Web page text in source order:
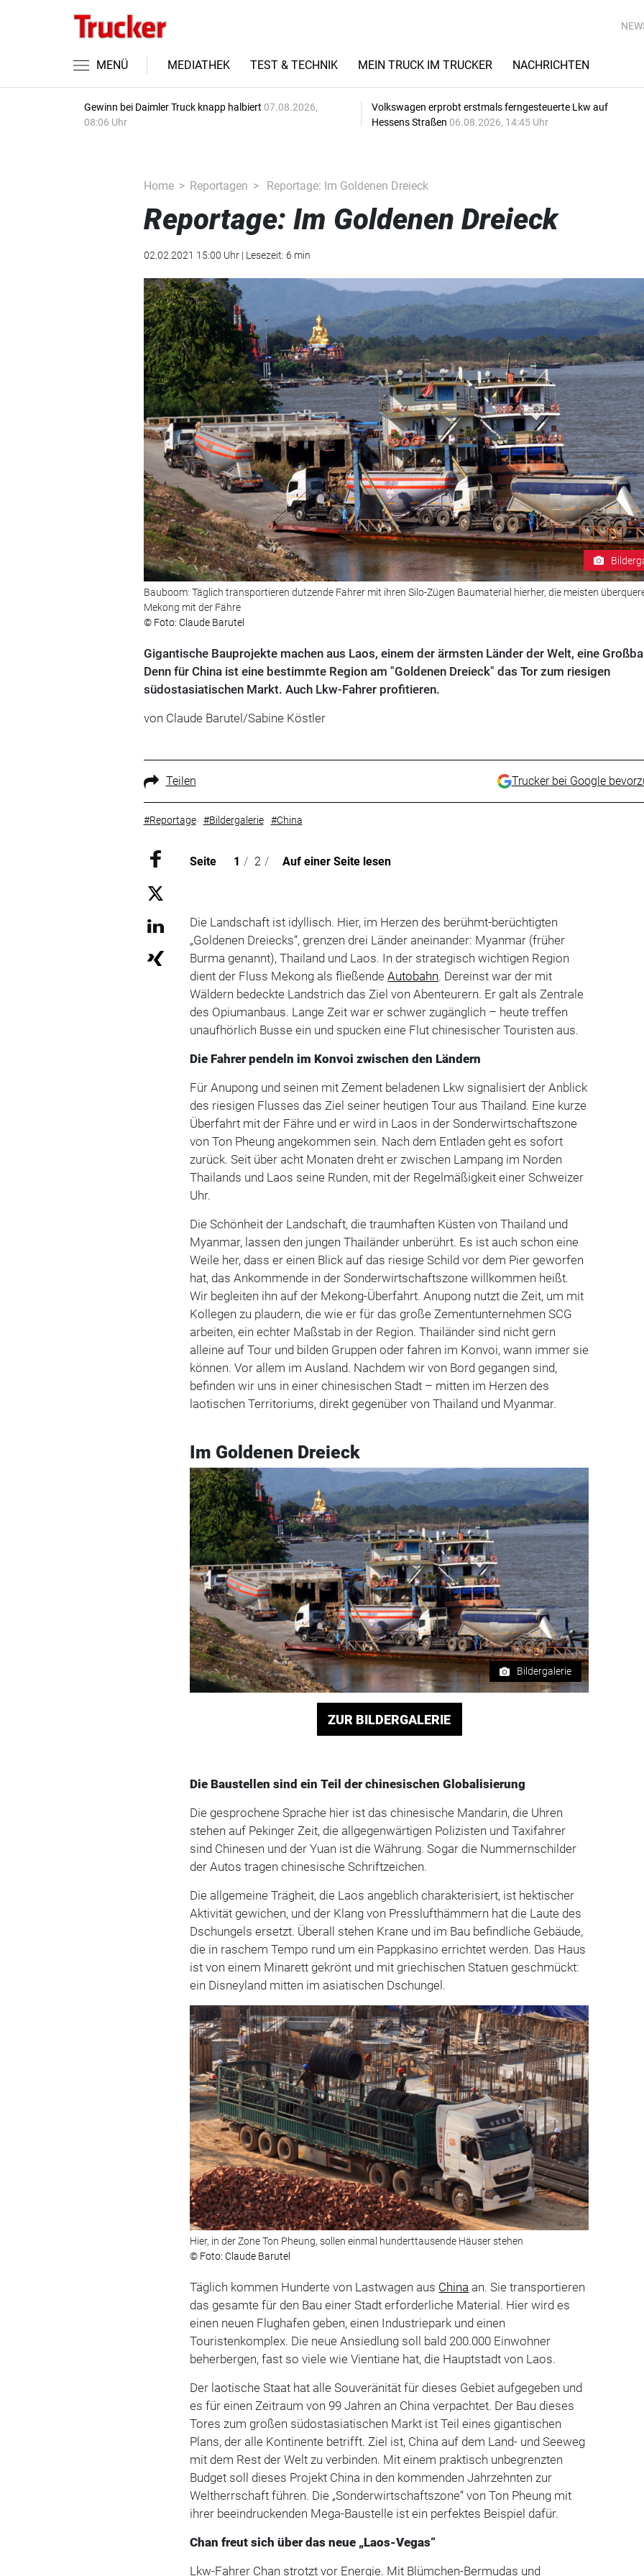
MENÜ MEDIATHEK TEST & TECHNIK MEIN TRUCK IM TRUCKER NACHRICHTEN
Gewinn bei Daimler Truck knapp halbiert 07.08.2026,
08:06 Uhr
Volkswagen erprobt erstmals ferngesteuerte Lkw auf
Hessens Straßen 06.08.2026, 14:45 Uhr
Home Reportagen Reportage: Im Goldenen Dreieck
Reportage: Im Goldenen Dreieck
02.02.2021 15:00 Uhr | Lesezeit: 6 min
Bauboom: Täglich transportieren dutzende Fahrer mit ihren Silo-Zügen Baumaterial hierher, die meisten
Mekong mit der Fähre
© Foto: Claude Barutel
Gigantische Bauprojekte machen aus Laos, einem der ärmsten Länder der Welt, eine
Denn für China ist eine bestimmte Region am "Goldenen Dreieck" das Tor zum riesigen
südostasiatischen Markt. Auch Lkw-Fahrer profitieren.
von Claude Barutel/Sabine Köstler
Teilen Trucker bei Google
#Reportage #Bildergalerie #China
Seite 1 / 2 / Auf einer Seite lesen
Die Landschaft ist idyllisch. Hier, im Herzen des berühmt-berüchtigten
„Goldenen Dreiecks“, grenzen drei Länder aneinander: Myanmar (früher
Burma genannt), Thailand und Laos. In der strategisch wichtigen Region
dient der Fluss Mekong als fließendeAutobahn. Dereinst war der mit
Wäldern bedeckte Landstrich das Ziel von Abenteurern. Er galt als Zentrale
des Opium­anbaus. Lange Zeit war er schwer zugänglich – heute treffen
unaufhörlich Busse ein und spucken eine Flut chinesischer Touristen aus.
Die Fahrer pendeln im Konvoi zwischen den Ländern
Für Anupong und seinen mit Zement beladenen Lkw signalisiert der Anblick
des riesigen Flusses das Ziel seiner heutigen Tour aus Thailand. Eine kurze
Überfahrt mit der Fähre und er wird in Laos in der Sonderwirtschaftszone
von Ton Pheung angekommen sein. Nach dem Entladen geht es sofort
zurück. Seit über acht Monaten dreht er zwischen Lampang im Norden
Thailands und Laos seine Runden, mit der Regelmäßigkeit einer Schweizer
Uhr.
Die Schönheit der Landschaft, die traumhaften Küsten von Thailand und
Myanmar, lassen den jungen Thailänder unberührt. Es ist auch schon eine
Weile her, dass er einen Blick auf das riesige Schild vor dem Pier geworfen
hat, das Ankommende in der Sonderwirtschaftszone willkommen heißt.
Wir begleiten ihn auf der Mekong-Überfahrt. Anupong nutzt die Zeit, um mit
Kollegen zu plaudern, die wie er für das große Zementunternehmen SCG
arbeiten, ein echter Maßstab in der Region. Thailänder sind nicht gern
alleine auf Tour und bilden Gruppen oder fahren im Konvoi, wann immer sie
können. Vor allem im Ausland. Nachdem wir von Bord gegangen sind,
befinden wir uns in einer chinesischen Stadt – mitten im Herzen des
laotischen Territoriums, direkt gegenüber von Thailand und Myanmar.
Im Goldenen Dreieck
Bildergalerie
ZUR BILDERGALERIE
Die Baustellen sind ein Teil der chinesischen Globalisierung
Die gesprochene Sprache hier ist das chinesische Mandarin, die Uhren
stehen auf Pekinger Zeit, die allgegenwärtigen Polizisten und Taxifahrer
sind Chinesen und der Yuan ist die Währung. Sogar die Nummernschilder
der Autos tragen chinesische Schriftzeichen.
Die allgemeine Trägheit, die Laos angeblich charakterisiert, ist hektischer
Aktivität gewichen, und der Klang von Presslufthämmern hat die Laute des
Dschungels ersetzt. Überall stehen Krane und im Bau befindliche Gebäude,
die in raschem Tempo rund um ein Pappkasino errichtet werden. Das Haus
ist von einem Minarett gekrönt und mit griechischen Statuen geschmückt:
ein Disneyland mitten im asiatischen Dschungel.
Hier, in der Zone Ton Pheung, sollen einmal hunderttausende Häuser stehen
© Foto: Claude Barutel
Täglich kommen Hunderte von Lastwagen aus China an. Sie transportieren
das gesamte für den Bau einer Stadt erforderliche Material. Hier wird es
einen neuen Flughafen geben, einen Industriepark und einen
Touristenkomplex. Die neue Ansiedlung soll bald 200.000 Einwohner
beherbergen, fast so viele wie Vien­tiane hat, die Hauptstadt von Laos.
Der laotische Staat hat alle Souveränität für dieses Gebiet aufgegeben und
es für einen Zeitraum von 99 Jahren an China verpachtet. Der Bau dieses
Tores zum großen südostasiatischen Markt ist Teil eines gigantischen
Plans, der alle Kontinente betrifft. Ziel ist, China auf dem Land- und Seeweg
mit dem Rest der Welt zu verbinden. Mit einem praktisch unbegrenzten
Budget soll dieses Projekt China in den kommenden Jahrzehnten zur
Weltherrschaft führen. Die „Sonderwirtschaftszone“ von Ton Pheung mit
ihrer beeindruckenden Mega-Baustelle ist ein perfektes Beispiel dafür.
Chan freut sich über das neue „Laos-Vegas“
Lkw-Fahrer Chan strotzt vor Energie. Mit Blümchen-Bermudas und